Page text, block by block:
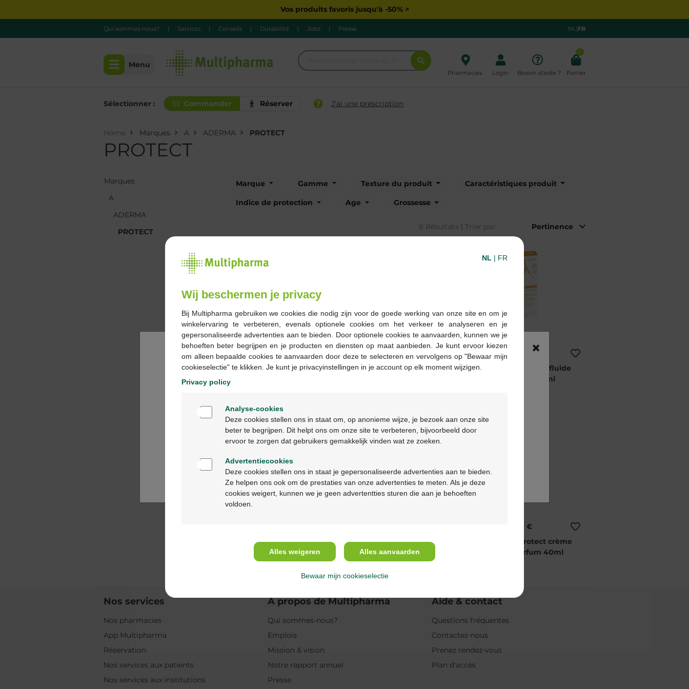
Vos produits favoris jusqu'à -50% >
Qui sommes-nous? | Services | Conseils | Durabilité | Jobs | Presse NL|FR
Menu
Pharmacies Login Besoin d'aide ?
0
Panier
Sélectionner : Commander Réserver J'ai une prescription
Home Marques A ADERMA PROTECT
PROTECT
Marques
A
ADERMA
PROTECTPROTECT
Marque Gamme Texture du produit Caractéristiques produit
Indice de protection Age Grossesse
6 Résultats | Trier par:
19,00 €
Aderma protect lait
25,90 €
Aderma protect spray
18,50 €
Aderma protect fluide
invisible 40ml
Aderma protect spray
enfant SPF50+ 200ml
Aderma protect x-trem
8gr
18,50 €
Aderma protect crème
sans parfum 40ml
Nos services
Nos pharmacies
App Multipharma
Réservation
Nos services aux patients
Nos services aux institutions
A propos de Multipharma
Qui sommes-nous?
Emplois
Mission & vision
Notre rapport annuel
Presse
Aide & contact
Questions fréquentes
Contactez-nous
Prenez rendez-vous
Plan d'accès
×
Ga verder in het nederlands
NL | FR
Wij beschermen je privacy
Bij Multipharma gebruiken we cookies die nodig zijn voor de goede werking van onze site en om je
winkelervaring te verbeteren, evenals optionele cookies om het verkeer te analyseren en je
gepersonaliseerde advertenties aan te bieden. Door optionele cookies te aanvaarden, kunnen we je
behoeften beter begrijpen en je producten en diensten op maat aanbieden. Je kunt ervoor kiezen
om alleen bepaalde cookies te aanvaarden door deze te selecteren en vervolgens op "Bewaar mijn
cookieselectie" te klikken. Je kunt je privacyinstellingen in je account op elk moment wijzigen.
Privacy policy
Analyse-cookies
Deze cookies stellen ons in staat om, op anonieme wijze, je bezoek aan onze site
beter te begrijpen. Dit helpt ons om onze site te verbeteren, bijvoorbeeld door
ervoor te zorgen dat gebruikers gemakkelijk vinden wat ze zoeken.
Advertentiecookies
Deze cookies stellen ons in staat je gepersonaliseerde advertenties aan te bieden.
Ze helpen ons ook om de prestaties van onze advertenties te meten. Als je deze
cookies weigert, kunnen we je geen advertentties sturen die aan je behoeften
voldoen.
Alles weigeren Alles aanvaarden
Bewaar mijn cookieselectie